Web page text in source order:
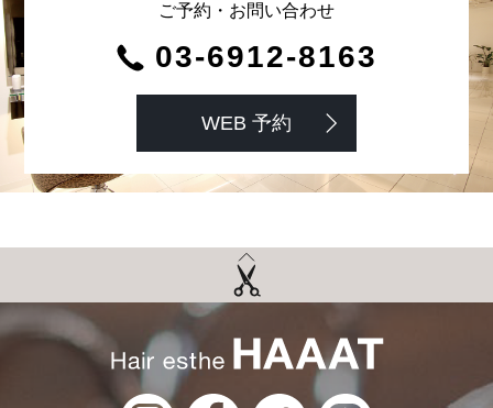
ご予約・お問い合わせ
03-6912-8163
WEB 予約